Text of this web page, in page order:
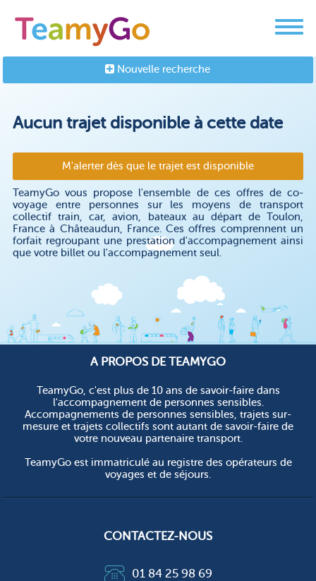
Nouvelle recherche
Aucun trajet disponible à cette date
M'alerter dès que le trajet est disponible
TeamyGo vous propose l'ensemble de ces offres de co-
voyage entre personnes sur les moyens de transport
collectif train, car, avion, bateaux au départ de Toulon,
France à Châteaudun, France. Ces offres comprennent un
forfait regroupant une prestation d'accompagnement ainsi
que votre billet ou l'accompagnement seul.
A PROPOS DE TEAMYGO
TeamyGo, c'est plus de 10 ans de savoir-faire dans
l'accompagnement de personnes sensibles.
Accompagnements de personnes sensibles, trajets sur-
mesure et trajets collectifs sont autant de savoir-faire de
votre nouveau partenaire transport.
TeamyGo est immatriculé au registre des opérateurs de
voyages et de séjours.
CONTACTEZ-NOUS
01 84 25 98 69